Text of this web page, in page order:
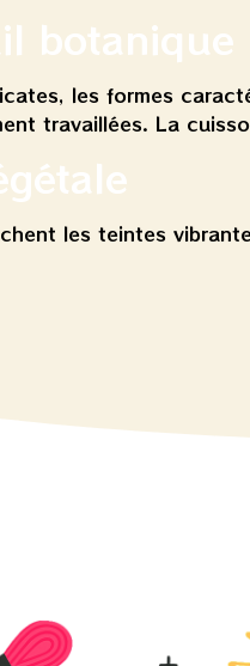
les formes
travaillées. La
les teintes